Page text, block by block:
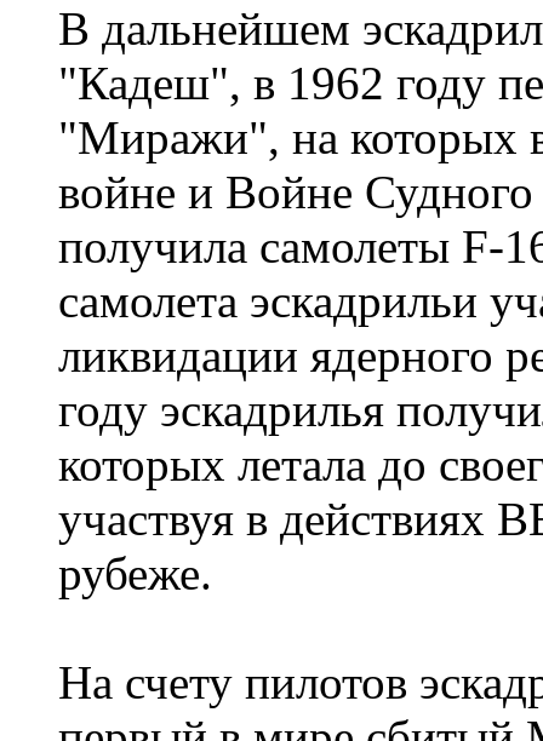
В дальнейшем
"Кадеш", в 1962 году
"Миражи", на которых
войне и Войне
получила самолеты F-
самолета эскадрильи
ликвидации ядерного
году эскадрилья
которых летала до
участвуя в
рубеже.
На счету пилотов